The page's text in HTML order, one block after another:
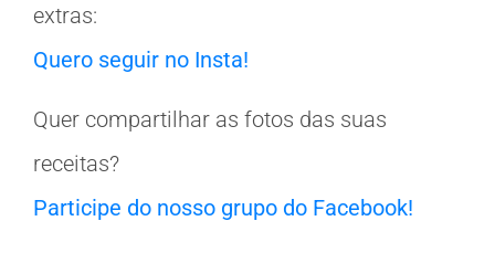
extras:
Quero seguir no Insta!
Quer compartilhar as fotos das suas
receitas?
Participe do nosso grupo do Facebook!